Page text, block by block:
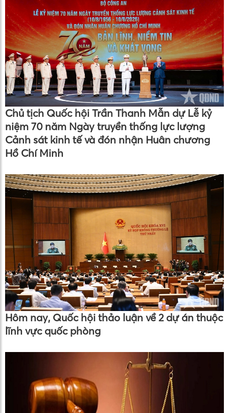
Chủ tịch Quốc hội Trần Thanh Mẫn dự Lễ kỷ
niệm 70 năm Ngày truyền thống lực lượng
Cảnh sát kinh tế và đón nhận Huân chương
Hồ Chí Minh
Hôm nay, Quốc hội thảo luận về 2 dự án thuộc
lĩnh vực quốc phòng